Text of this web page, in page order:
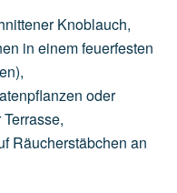
Knoblauch,
in einemfeuerfesten
oder
Terrasse,
Räucherstäbchen an